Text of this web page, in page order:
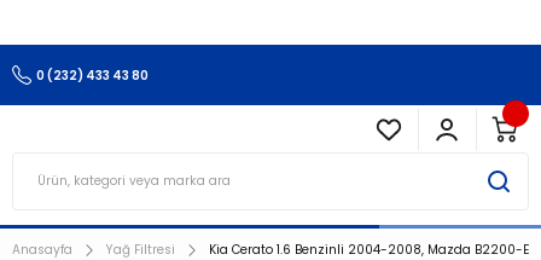
0 (232) 433 43 80
Anasayfa Yağ Filtresi Kia Cerato 1.6 Benzinli 2004-2008, Mazda B2200-